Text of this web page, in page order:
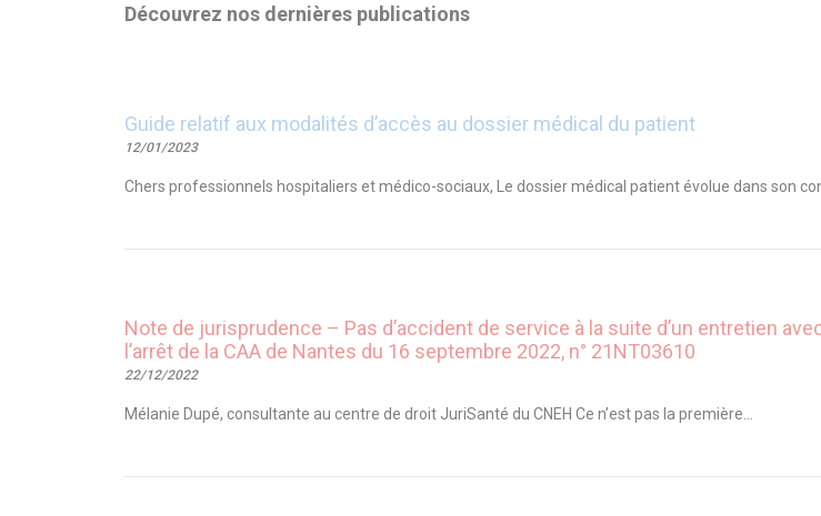
Découvrez nos dernières publications
Guide relatif aux modalités d’accès au dossier médical du patient
12/01/2023
Chers professionnels hospitaliers et médico-sociaux, Le dossier médical patient évolue dans son
Note de jurisprudence – Pas d’accident de service à la suite d’un entretien
l’arrêt de la CAA de Nantes du 16 septembre 2022, n° 21NT03610
22/12/2022
Mélanie Dupé, consultante au centre de droit JuriSanté du CNEH Ce n’est pas la première...